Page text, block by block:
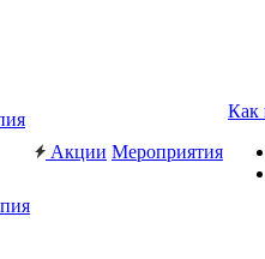
Акции Мероприятия
Как